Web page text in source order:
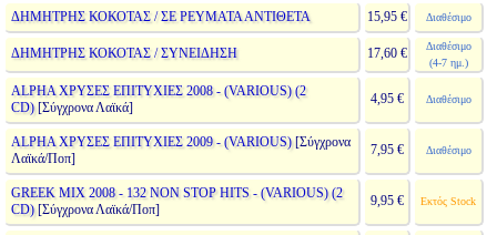
ΔΗΜΗΤΡΗΣ ΚΟΚΟΤΑΣ / ΣΕ ΡΕΥΜΑΤΑ ΑΝΤΙΘΕΤΑ 15,95 € Διαθέσιμο
ΔΗΜΗΤΡΗΣ ΚΟΚΟΤΑΣ / ΣΥΝΕΙΔΗΣΗ 17,60 €
Διαθέσιμο
(4-7 ημ.)
ALPHA ΧΡΥΣΕΣ ΕΠΙΤΥΧΙΕΣ 2008 - (VARIOUS) (2
CD)[Σύγχρονα Λαϊκά]
4,95 € Διαθέσιμο
ALPHA ΧΡΥΣΕΣ ΕΠΙΤΥΧΙΕΣ 2009 - (VARIOUS)[Σύγχρονα
Λαϊκά/Ποπ]
7,95 € Διαθέσιμο
GREEK MIX 2008 - 132 NON STOP HITS - (VARIOUS) (2
CD)[Σύγχρονα Λαϊκά/Ποπ]
9,95 € Εκτός Stock